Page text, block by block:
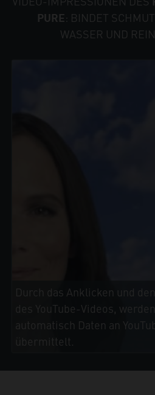
PURE: BINDET
WASSER UND
Durch das Anklicken und
des YouTube-Videos, werden
automatisch Daten an
übermittelt.